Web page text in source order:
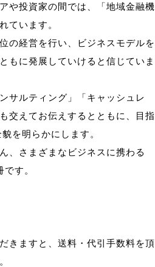
や投資家の間では、「地域金融機
ています。
の経営を行い、ビジネスモデルを
もに発展していけると信じていま
サルティング」「キャッシュレ
交えてお伝えするとともに、目指
を明らかにします。
、さまざまなビジネスに携わる
す。
きますと、送料・代引手数料を頂